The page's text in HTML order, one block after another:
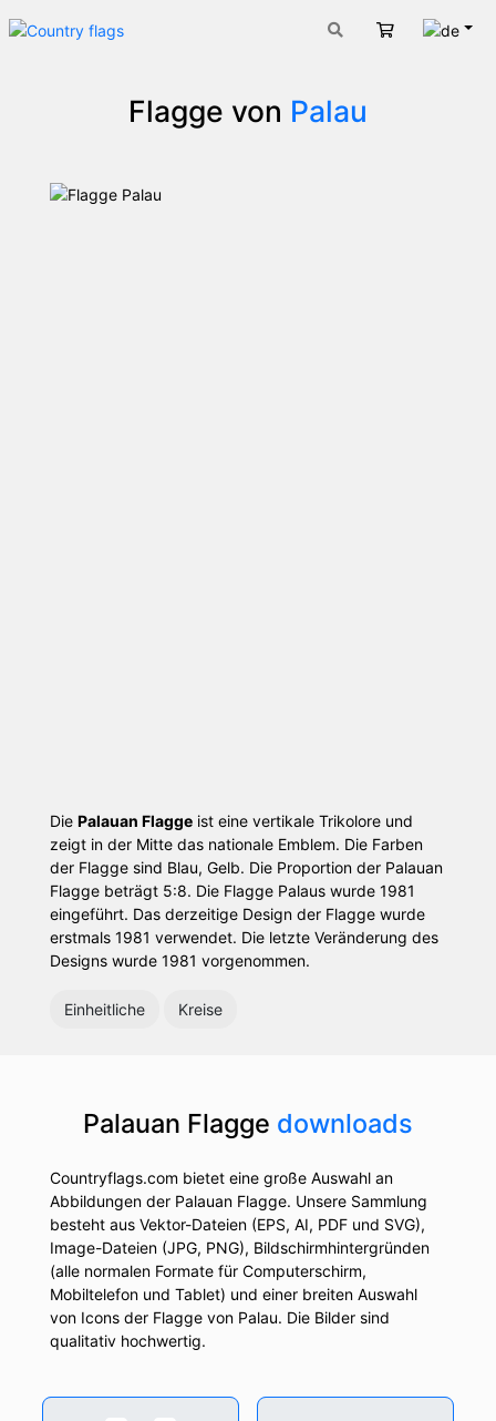
Warenkorb
Flagge von Palau
Die Palauan Flaggeist eine vertikale Trikolore und
zeigt in der Mitte das nationale Emblem. Die Farben
der Flagge sind Blau, Gelb. Die Proportion der Palauan
Flagge beträgt 5:8. Die Flagge Palaus wurde 1981
eingeführt. Das derzeitige Design der Flagge wurde
erstmals 1981 verwendet. Die letzte Veränderung des
Designs wurde 1981 vorgenommen.
Einheitliche Kreise
Palauan Flagge downloads
Countryflags.com bietet eine große Auswahl an
Abbildungen der Palauan Flagge. Unsere Sammlung
besteht aus Vektor-Dateien (EPS, AI, PDF und SVG),
Image-Dateien (JPG, PNG), Bildschirmhintergründen
(alle normalen Formate für Computerschirm,
Mobiltelefon und Tablet) und einer breiten Auswahl
von Icons der Flagge von Palau. Die Bilder sind
qualitativ hochwertig.